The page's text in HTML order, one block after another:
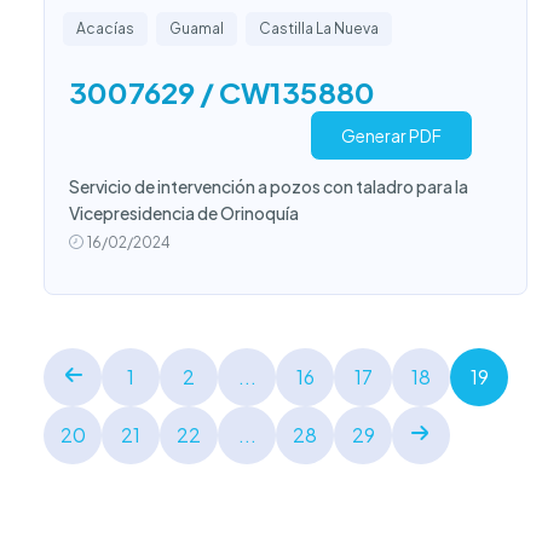
Acacías Guamal Castilla La Nueva
3007629 / CW135880
Generar PDF
Servicio de intervención a pozos con taladro para la
Vicepresidencia de Orinoquía
16/02/2024
1 2 ... 16 17 18 19
20 21 22 ... 28 29